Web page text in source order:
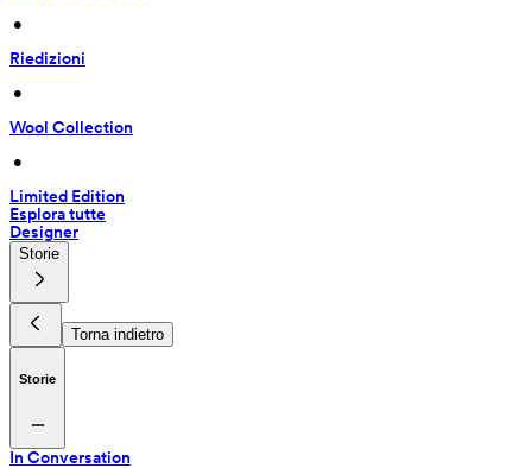
•
Riedizioni
•
Wool Collection
•
Limited Edition
Esplora tutte
Designer
Storie
Torna indietro
Storie
In Conversation